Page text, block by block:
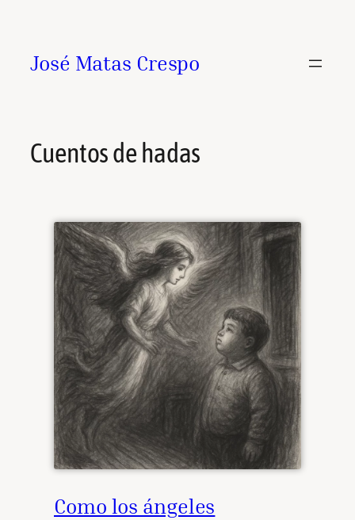
José Matas Crespo
Cuentos de hadas
Como los ángeles